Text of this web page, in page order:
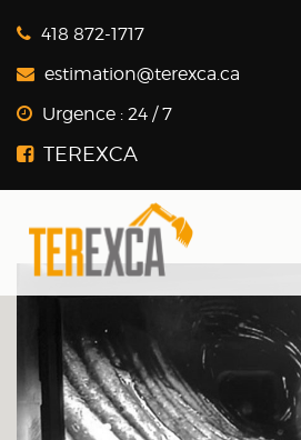
418 872-1717
estimation@terexca.ca
Urgence : 24 / 7